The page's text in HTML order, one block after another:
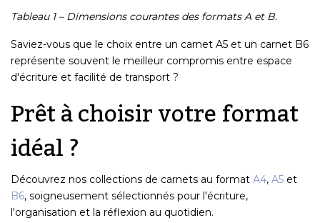
Tableau 1 – Dimensions courantes des formats A et B.
Saviez-vous que le choix entre un carnet A5 et un carnet B6
représente souvent le meilleur compromis entre espace
d'écriture et facilité de transport ?
Prêt à choisir votre format
idéal ?
Découvrez nos collections de carnets au format A4, A5 et
B6, soigneusement sélectionnés pour l'écriture,
l'organisation et la réflexion au quotidien.